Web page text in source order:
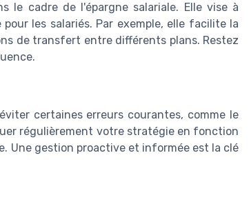
le cadre de l'épargne salariale. Elle vise à
les salariés. Par exemple, elle facilite la
de transfert entre différents plans. Restez
certaines erreurs courantes, comme le
régulièrement votre stratégie en fonction
Une gestion proactive et informée est la clé